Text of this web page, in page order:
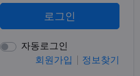
로그인
자동로그인
회원가입
정보찾기